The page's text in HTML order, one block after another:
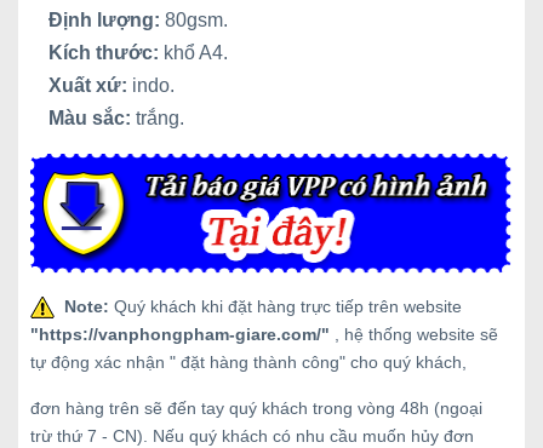
Định lượng: 80gsm.
Kích thước: khổ A4.
Xuất xứ: indo.
Màu sắc: trắng.
Note: Quý khách khi đặt hàng trực tiếp trên website
"https://vanphongpham-giare.com/"
, hệ thống website sẽ
tự động xác nhận " đặt hàng thành công" cho quý khách,
đơn hàng trên sẽ đến tay quý khách trong vòng 48h (ngoại
trừ thứ 7 - CN). Nếu quý khách có nhu cầu muốn hủy đơn